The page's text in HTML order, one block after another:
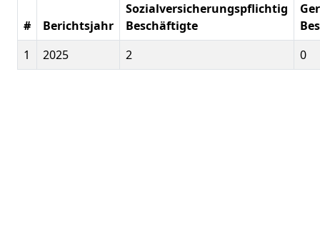
# Berichtsjahr
Sozialversicherungspflichtig
Beschäftigte
1
2025 2 0